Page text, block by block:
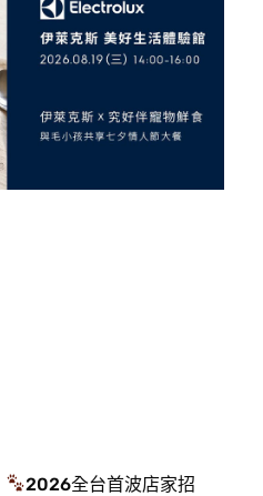
2026全台首波店家招